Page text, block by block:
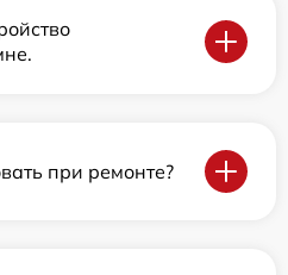
при ремонте?